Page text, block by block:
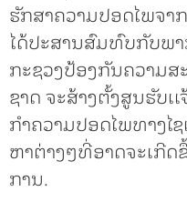
ຮັກສາຄວາມປອດໄພຈາ
ໄດ້ປະສານສົມທົບກັບພາ
ກະຊວງປ້ອງກັນຄວາມສ
ຊາດ ຈະສ້າງຕັ້ງສູນຮັບເ
ກໍາຄວາມປອດໄພທາງໄ
ຫາຕ່າງໆທີ່ອາດຈະເກີ
ການ.